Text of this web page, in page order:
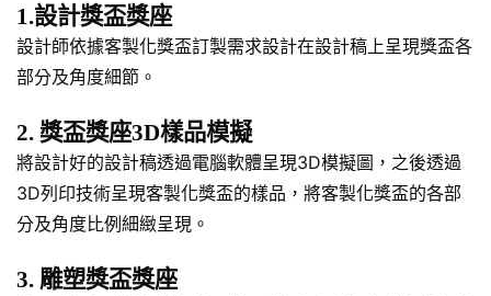
1.設計獎盃獎座
設計師依據客製化獎盃訂製需求設計在設計稿上呈現獎盃各
部分及角度細節。
2. 獎盃獎座3D樣品模擬
將設計好的設計稿透過電腦軟體呈現3D模擬圖，之後透過
3D列印技術呈現客製化獎盃的樣品，將客製化獎盃的各部
分及角度比例細緻呈現。
3. 雕塑獎盃獎座